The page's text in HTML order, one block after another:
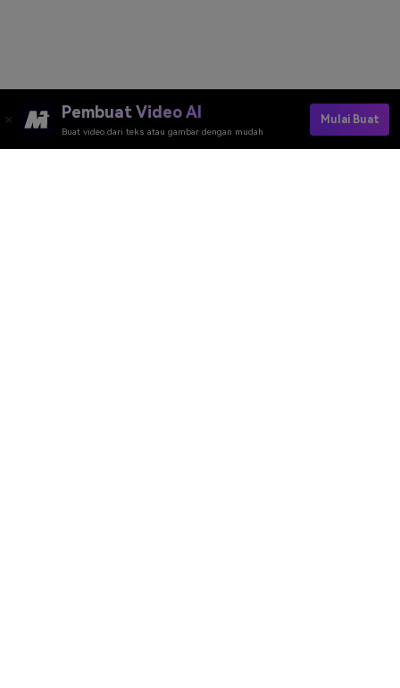
Pembuat Video AI
Buat video dari teks atau gambar dengan mudah
Mulai Buat